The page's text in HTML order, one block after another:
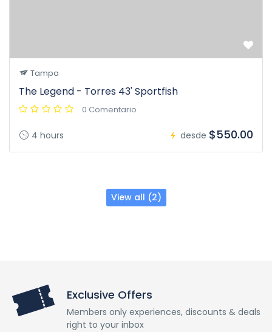
Tampa
The Legend - Torres 43' Sportfish
0 Comentario
4 hours desde $550.00
View all (2)
Exclusive Offers
Members only experiences, discounts & deals
right to your inbox